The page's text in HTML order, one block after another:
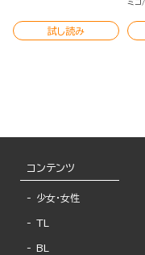
試し読み
ミコ
コンテンツ
少女・女性
TL
BL